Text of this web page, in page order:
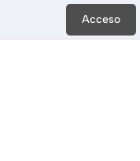
Acceso